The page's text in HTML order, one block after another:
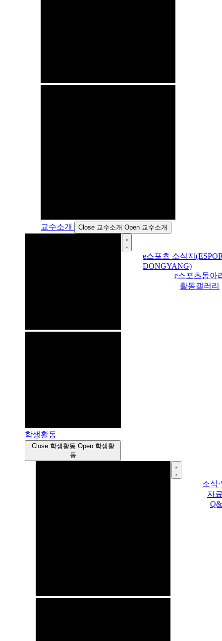
교수소개 Close 교수소개 Open 교수소개
학생활동
Close 학생활동 Open 학생활
동
e스포츠 소식지
DONGYANG)
e스포츠동아
활동갤러리
소식
자